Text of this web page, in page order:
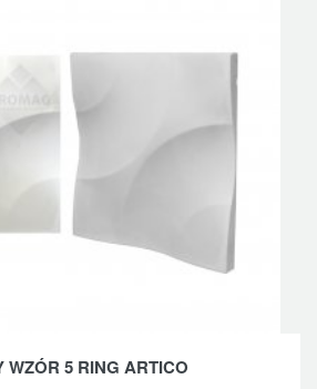
WZÓR 5 RING ARTICO